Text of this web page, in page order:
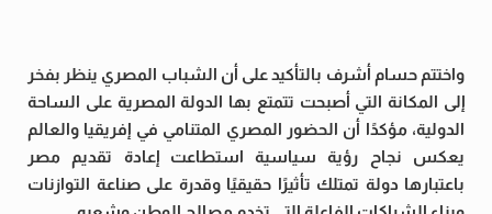
واختتم حسام أشرف بالتأكيد على أن الشباب المصري ينظر بفخر
إلى المكانة التي أصبحت تتمتع بها الدولة المصرية على الساحة
الدولية، مؤكدًا أن الحضور المصري المتنامي في إفريقيا والعالم
يعكس نجاح رؤية سياسية استطاعت إعادة تقديم مصر
باعتبارها دولة تمتلك تأثيرًا حقيقيًا وقدرة على صناعة التوازنات